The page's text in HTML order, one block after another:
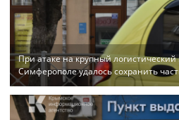
При атаке на крупный логистический
Симферополе удалось сохранить